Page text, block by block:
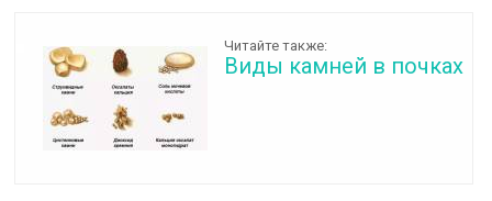
Читайте также:
Виды камней в почках